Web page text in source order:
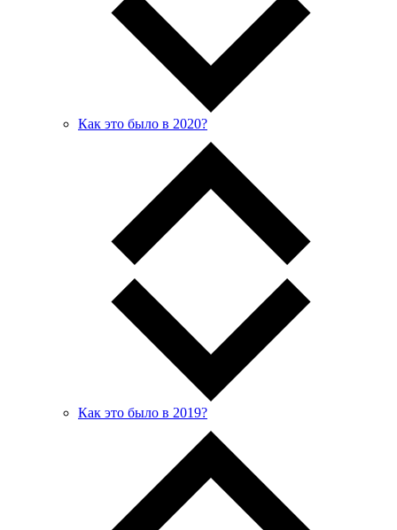
Как это было в 2020?
Как это было в 2019?